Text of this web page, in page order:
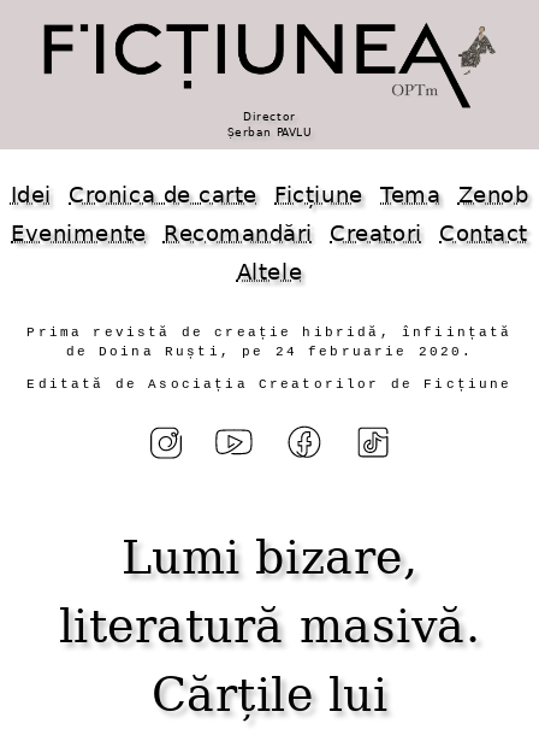
Director
Șerban PAVLU
Idei Cronica de carte Ficțiune Tema
Zenob
Evenimente
Recomandări Creatori
Contact
Altele
Prima revistă de creație hibridă, înființată
de Doina Ruști, pe 24 februarie 2020.
Editată de Asociația Creatorilor de Ficțiune
Lumi bizare,
literatură masivă.
Cărțile lui